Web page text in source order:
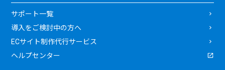
サポート一覧
導入をご検討中の方へ
ECサイト制作代行サービス
ヘルプセンター